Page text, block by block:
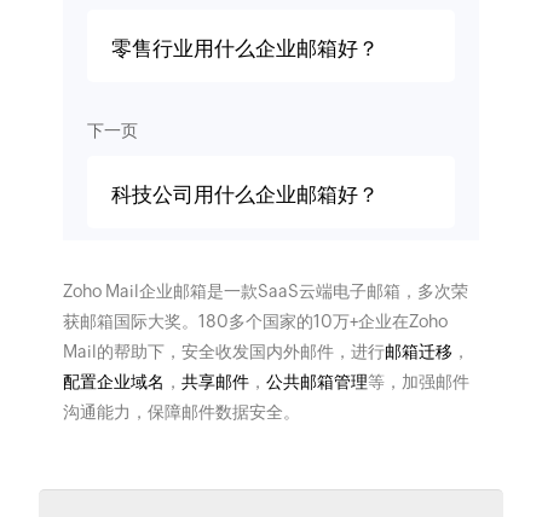
零售行业用什么企业邮箱好？
下一页
科技公司用什么企业邮箱好？
Zoho Mail企业邮箱是一款SaaS云端电子邮箱，多次荣
获邮箱国际大奖。180多个国家的10万+企业在Zoho
Mail的帮助下，安全收发国内外邮件，进行邮箱迁移 ，
配置企业域名 ， 共享邮件， 公共邮箱管理等，加强邮件
沟通能力，保障邮件数据安全。